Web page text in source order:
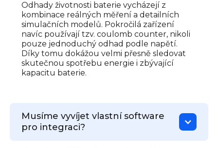
Odhady životnosti baterie vycházejí z
kombinace reálných měření a detailních
simulačních modelů. Pokročilá zařízení
navíc používají tzv. coulomb counter, nikoli
pouze jednoduchý odhad podle napětí.
Díky tomu dokážou velmi přesně sledovat
skutečnou spotřebu energie i zbývající
kapacitu baterie.
Musíme vyvíjet vlastní software
pro integraci?